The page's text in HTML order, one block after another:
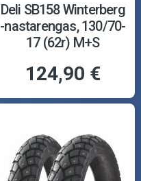
Deli SB158 Winterberg
-nastarengas, 130/70-
17 (62r) M+S
124,90 €